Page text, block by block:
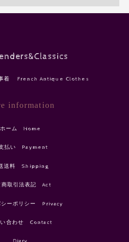
事着 French Antique Clothes
information
ホーム Home
払い Payment
送料 Shipping
商取引法表記 Act
シーポリシー Privacy
い合わせ Contact